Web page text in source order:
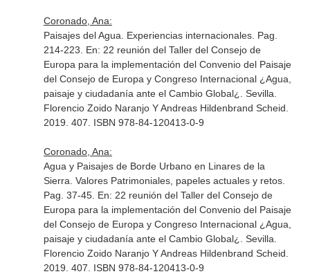
Coronado, Ana:
Paisajes del Agua. Experiencias internacionales. Pag.
214-223. En: 22 reunión del Taller del Consejo de
Europa para la implementación del Convenio del Paisaje
del Consejo de Europa y Congreso Internacional ¿Agua,
paisaje y ciudadanía ante el Cambio Global¿
. Sevilla.
Florencio Zoido Naranjo Y Andreas Hildenbrand Scheid.
2019. 407. ISBN 978-84-120413-0-9
Coronado, Ana:
Agua y Paisajes de Borde Urbano en Linares de la
Sierra. Valores Patrimoniales, papeles actuales y retos.
Pag. 37-45. En: 22 reunión del Taller del Consejo de
Europa para la implementación del Convenio del Paisaje
del Consejo de Europa y Congreso Internacional ¿Agua,
paisaje y ciudadanía ante el Cambio Global¿
. Sevilla.
Florencio Zoido Naranjo Y Andreas Hildenbrand Scheid.
2019. 407. ISBN 978-84-120413-0-9